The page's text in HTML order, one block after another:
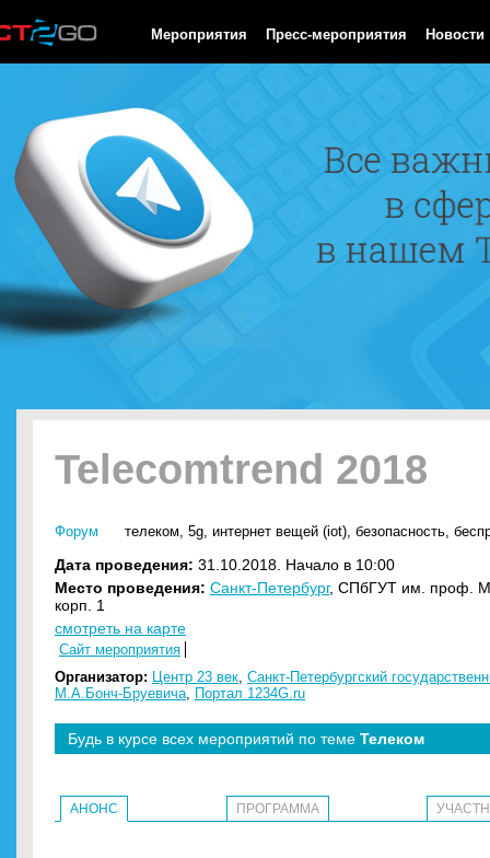
Мероприятия Пресс-мероприятия Новости
Telecomtrend 2018
Форум телеком, 5g, интернет вещей (iot), безопасность,
Дата проведения: 31.10.2018. Начало в 10:00
Место проведения: Санкт-Петербург, СПбГУТ им. проф.
корп. 1
смотреть на карте
Сайт мероприятия
Организатор: Центр 23 век, Санкт-Петербургский
М.А.Бонч-Бруевича, Портал 1234G.ru
Будь в курсе всех мероприятий по теме Телеком
АНОНС ПРОГРАММА